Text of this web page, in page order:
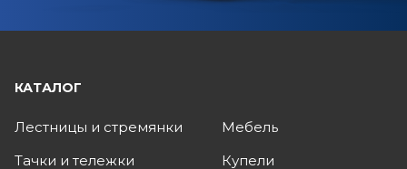
КАТАЛОГ
Лестницы и стремянки
Тачки и тележки
Мебель
Купели